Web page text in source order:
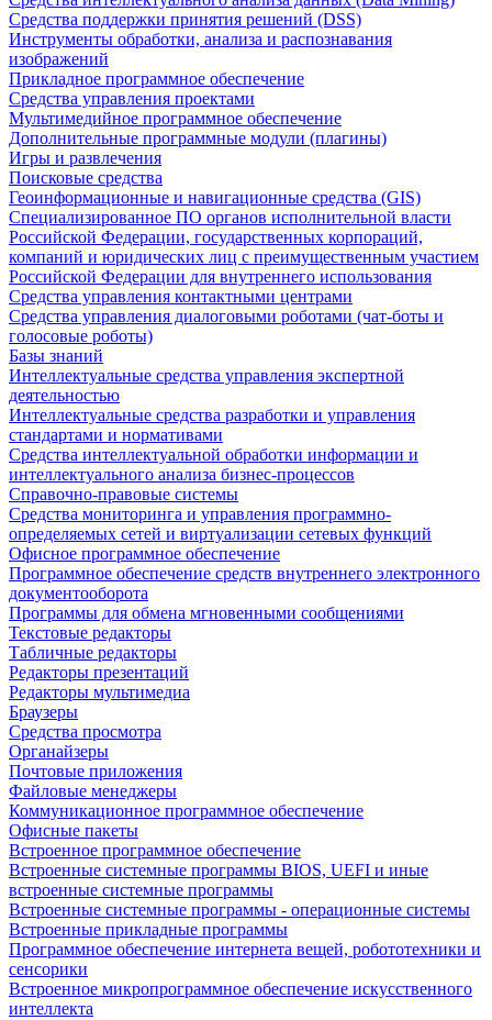
Средства поддержки принятия решений (DSS)
Инструменты обработки, анализа и распознавания
изображений
Прикладное программное обеспечение
Средства управления проектами
Мультимедийное программное обеспечение
Дополнительные программные модули (плагины)
Игры и развлечения
Поисковые средства
Геоинформационные и навигационные средства (GIS)
Специализированное ПО органов исполнительной власти
Российской Федерации, государственных корпораций,
компаний и юридических лиц с преимущественным участием
Российской Федерации для внутреннего использования
Средства управления контактными центрами
Средства управления диалоговыми роботами (чат-боты и
голосовые роботы)
Базы знаний
Интеллектуальные средства управления экспертной
деятельностью
Интеллектуальные средства разработки и управления
стандартами и нормативами
Средства интеллектуальной обработки информации и
интеллектуального анализа бизнес-процессов
Справочно-правовые системы
Средства мониторинга и управления программно-
определяемых сетей и виртуализации сетевых функций
Офисное программное обеспечение
Программное обеспечение средств внутреннего электронного
документооборота
Программы для обмена мгновенными сообщениями
Текстовые редакторы
Табличные редакторы
Редакторы презентаций
Редакторы мультимедиа
Браузеры
Средства просмотра
Органайзеры
Почтовые приложения
Файловые менеджеры
Коммуникационное программное обеспечение
Офисные пакеты
Встроенное программное обеспечение
Встроенные системные программы BIOS, UEFI и иные
встроенные системные программы
Встроенные системные программы - операционные системы
Встроенные прикладные программы
Программное обеспечение интернета вещей, робототехники и
сенсорики
Встроенное микропрограммное обеспечение искусственного
интеллекта